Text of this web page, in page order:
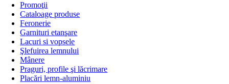
Promoţii
Cataloage produse
Feronerie
Garnituri etanşare
Lacuri si vopsele
Şlefuirea lemnului
Mânere
Praguri, profile şi lăcrimare
Placări lemn-aluminiu